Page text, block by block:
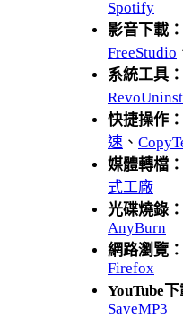
Spotify
影音下載：
FreeStudio
系統工具：
快捷操作：
速 、
媒體轉檔：
式工廠
光碟燒錄：
AnyBurn
網路瀏覽：
Firefox
YouTube
SaveMP3